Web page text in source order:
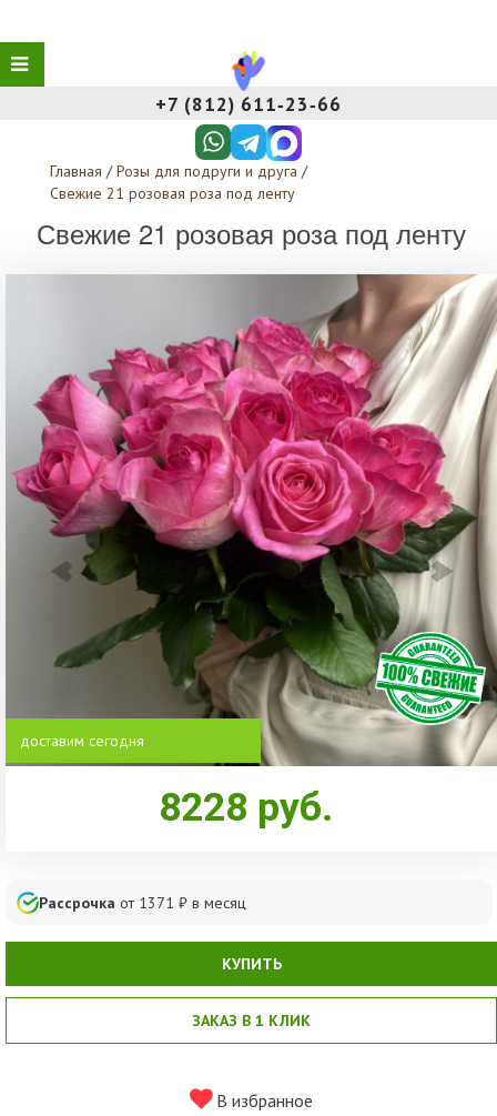
+7 (812) 611‑23‑66
Главная / Розы для подруги и друга /
Свежие 21 розовая роза под ленту
Свежие 21 розовая роза под ленту
доставим сегодня
8228 руб.
Рассрочка от 1371 ₽ в месяц
КУПИТЬ
ЗАКАЗ В 1 КЛИК
В избранное